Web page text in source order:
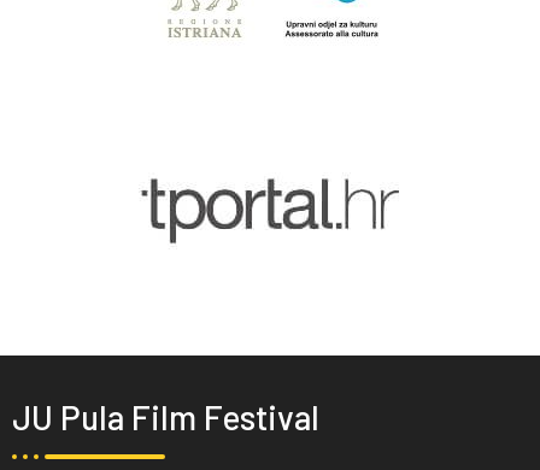
JU Pula Film Festival